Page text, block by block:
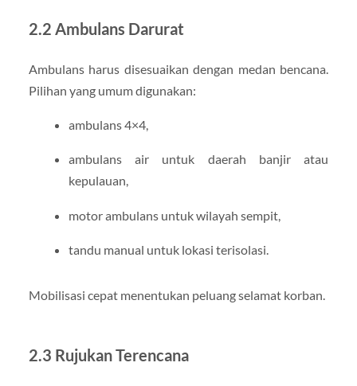
2.2 Ambulans Darurat
Ambulans harus disesuaikan dengan medan bencana.
Pilihan yang umum digunakan:
ambulans 4×4,
ambulans air untuk daerah banjir atau
kepulauan,
motor ambulans untuk wilayah sempit,
tandu manual untuk lokasi terisolasi.
Mobilisasi cepat menentukan peluang selamat korban.
2.3 Rujukan Terencana